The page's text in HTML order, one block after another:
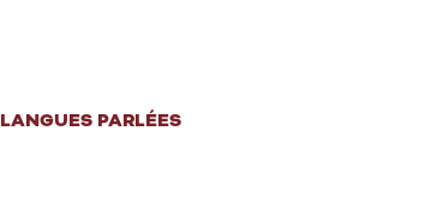
LANGUES PARLÉES
LANGUES PARLÉES